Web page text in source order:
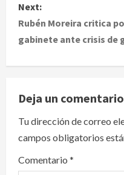
t
n
a
v
i
g
Next:
Rubén Moreira critica
gabinete ante crisis de
Deja un comentario
Tu dirección de correo
campos obligatorios
Comentario *